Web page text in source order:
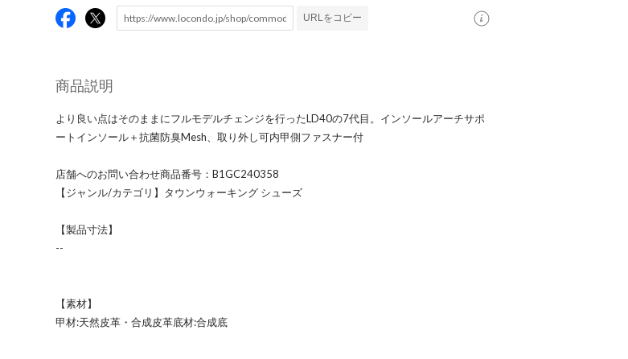
URLをコピー
商品説明
より良い点はそのままにフルモデルチェンジを行ったLD40の7代目。インソールアーチサポ
ートインソール＋抗菌防臭Mesh、取り外し可内甲側ファスナー付
店舗へのお問い合わせ商品番号：B1GC240358
【ジャンル/カテゴリ】タウンウォーキング シューズ
【製品寸法】
--
【素材】
甲材:天然皮革・合成皮革底材:合成底